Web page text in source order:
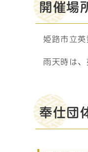
開催場
姫路市立
雨天時は
奉仕団